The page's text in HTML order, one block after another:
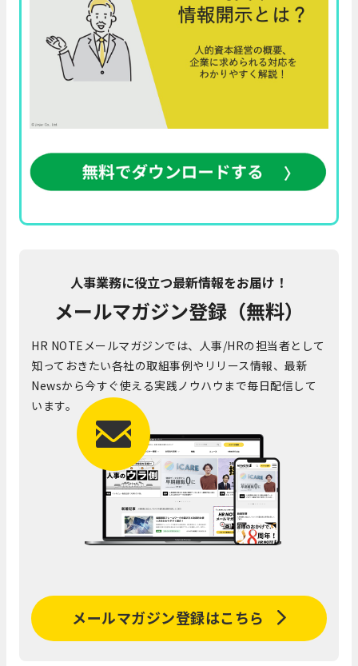
人事業務に役立つ最新情報をお届け！
メールマガジン登録（無料）
HR NOTEメールマガジンでは、人事/HRの担当者として
知っておきたい各社の取組事例やリリース情報、最新
Newsから今すぐ使える実践ノウハウまで毎日配信して
います。
メールマガジン登録はこちら